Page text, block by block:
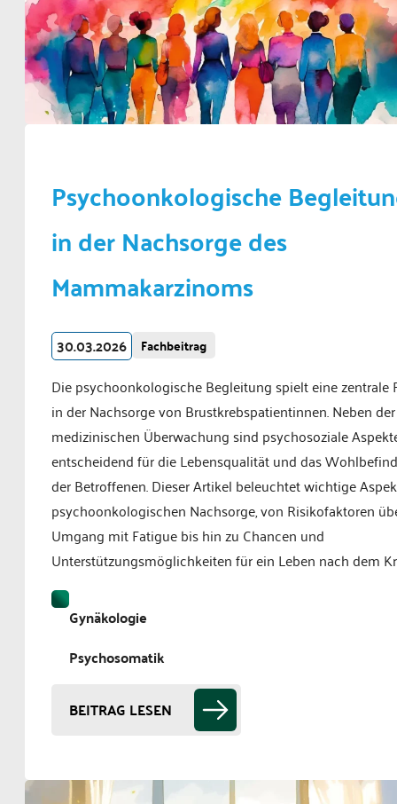
Psychoonkologische
in der Nachsorge des
Mammakarzinoms
30.03.2026 Fachbeitrag
Die psychoonkologische Begleitung spielt eine zentrale
in der Nachsorge von Brustkrebspatientinnen. Neben der
medizinischen Überwachung sind psychosoziale
entscheidend für die Lebensqualität und das
der Betroffenen. Dieser Artikel beleuchtet wichtige
psychoonkologischen Nachsorge, von Risikofaktoren
Umgang mit Fatigue bis hin zu Chancen und
Unterstützungsmöglichkeiten für ein Leben nach dem
Gynäkologie
Psychosomatik
BEITRAG LESEN